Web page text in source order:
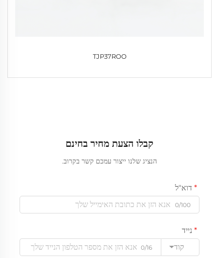
TJP37ROO
קבלו הצעת מחיר בחינם
הנציג שלנו ייצור עמכם קשר בקרוב.
דוא"ל
0/100
נייד
קוד
0/16